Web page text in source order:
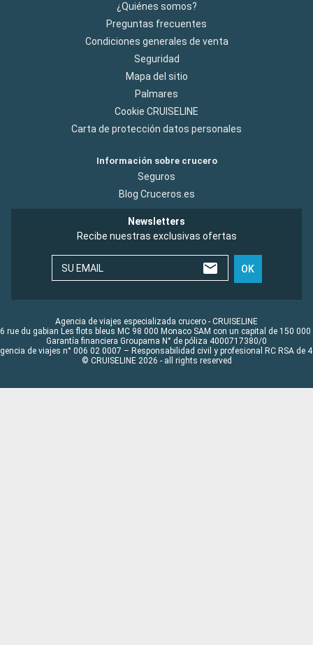
¿Quiénes somos?
Preguntas frecuentes
Condiciones generales de venta
Seguridad
Mapa del sitio
Palmares
Cookie CRUISELINE
Carta de protección datos personales
Información sobre crucero
Seguros
Blog Cruceros.es
Newsletters
Recibe nuestras exclusivas ofertas
SU EMAIL OK
Agencia de viajes especializada crucero - CRUISELINE
rue du gabian Les flots bleus MC 98 000 Monaco SAM con un capital de 150 000
Garantía financiera Groupama N° de póliza 4000717380/0
de viajes n° 006 02 0007 – Responsabilidad civil y profesional RC RSA de
© CRUISELINE 2026 - all rights reserved